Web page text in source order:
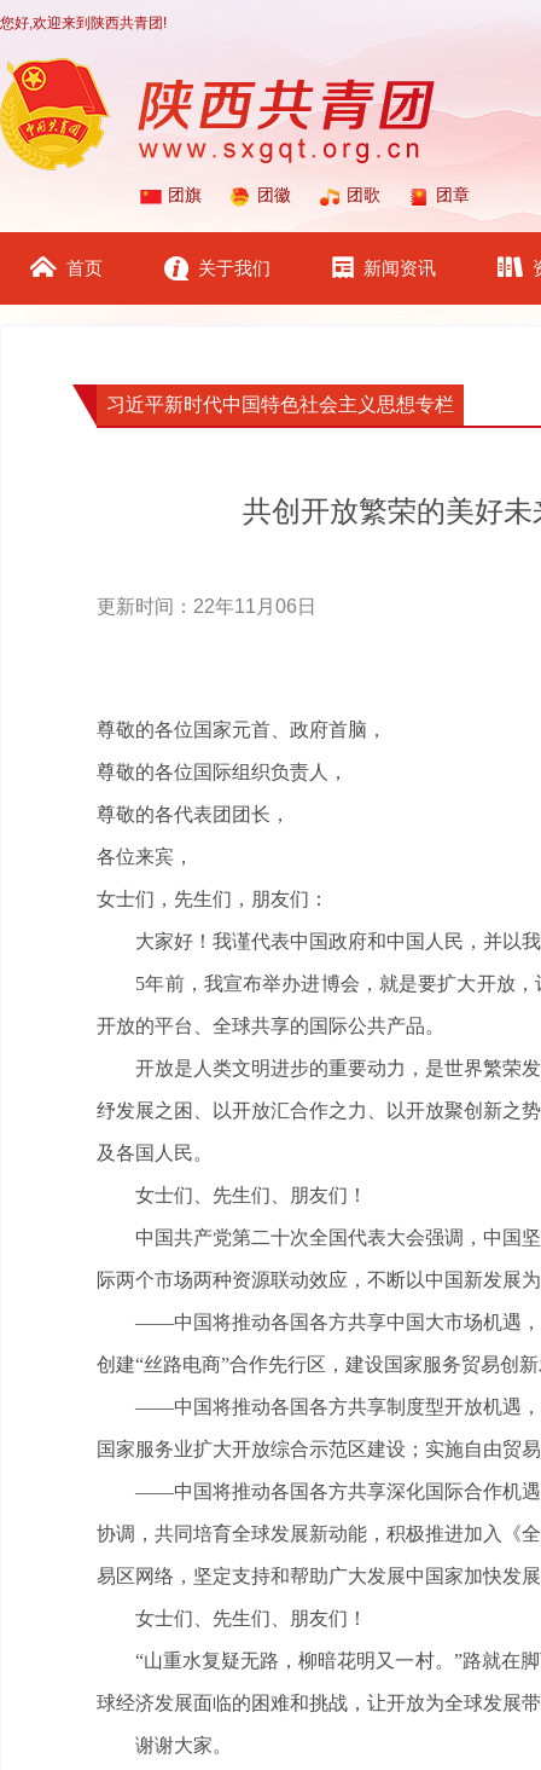
您好,欢迎来到陕西共青团!
团旗 团徽 团歌 团章
首页 关于我们 新闻资讯
习近平新时代中国特色社会主义思想专栏
共创开放繁荣的美好
更新时间：22年11月06日
尊敬的各位国家元首、政府首脑，
尊敬的各位国际组织负责人，
尊敬的各代表团团长，
各位来宾，
女士们，先生们，朋友们：
大家好！我谨代表中国政府和中国人民，并以我
5年前，我宣布举办进博会，就是要扩大开放，
开放的平台、全球共享的国际公共产品。
开放是人类文明进步的重要动力，是世界繁荣发
纾发展之困、以开放汇合作之力、以开放聚创新之
及各国人民。
女士们、先生们、朋友们！
中国共产党第二十次全国代表大会强调，中国坚
际两个市场两种资源联动效应，不断以中国新发展
——中国将推动各国各方共享中国大市场机遇，
创建“丝路电商”合作先行区，建设国家服务贸易创
——中国将推动各国各方共享制度型开放机遇，
国家服务业扩大开放综合示范区建设；实施自由贸
——中国将推动各国各方共享深化国际合作机遇
协调，共同培育全球发展新动能，积极推进加入《
易区网络，坚定支持和帮助广大发展中国家加快发
女士们、先生们、朋友们！
“山重水复疑无路，柳暗花明又一村。”路就在脚
球经济发展面临的困难和挑战，让开放为全球发展
谢谢大家。